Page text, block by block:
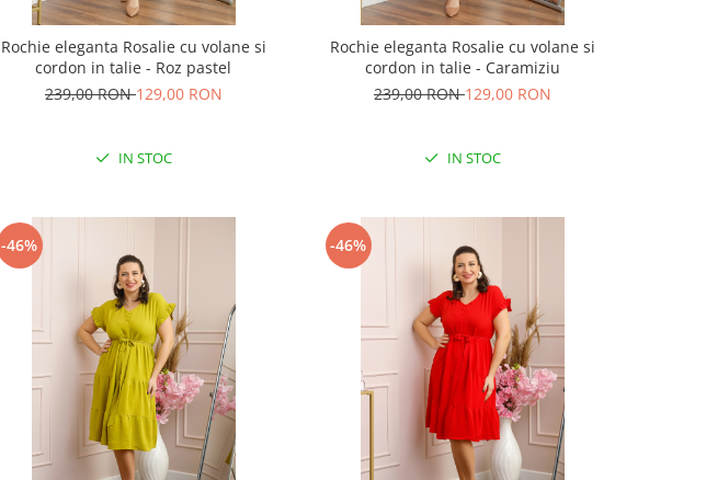
Rochie eleganta Rosalie cu volane si
cordon in talie - Roz pastel
239,00 RON129,00 RON
IN STOC
Rochie eleganta Rosalie cu volane si
cordon in talie - Caramiziu
239,00 RON129,00 RON
IN STOC
-46% -46%